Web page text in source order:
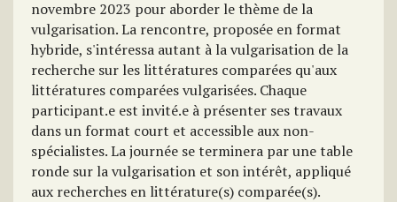
novembre 2023 pour aborder le thème de la
vulgarisation. La rencontre, proposée en format
hybride, s'intéressa autant à la vulgarisation de la
recherche sur les littératures comparées qu'aux
littératures comparées vulgarisées. Chaque
participant.e est invité.e à présenter ses travaux
dans un format court et accessible aux non-
spécialistes. La journée se terminera par une table
ronde sur la vulgarisation et son intérêt, appliqué
aux recherches en littérature(s) comparée(s).